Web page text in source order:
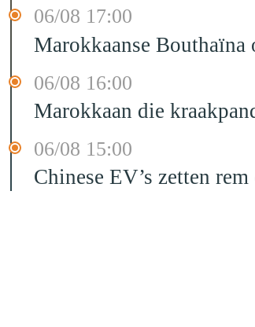
06/08 17:00
Marokkaanse
06/08 16:00
Marokkaan die
06/08 15:00
Chinese EV’s zetten